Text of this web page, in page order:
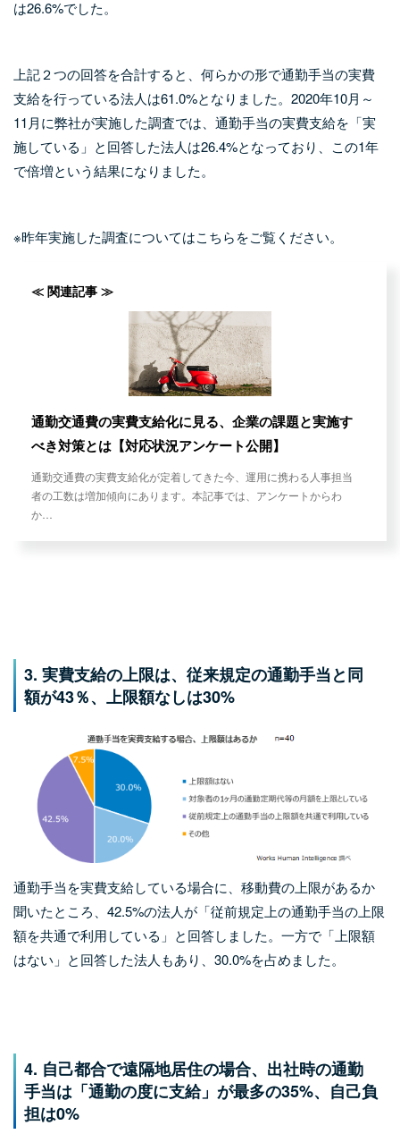
は26.6%でした。
上記２つの回答を合計すると、何らかの形で通勤手当の実費
支給を行っている法人は61.0%となりました。2020年10月～
11月に弊社が実施した調査では、通勤手当の実費支給を「実
施している」と回答した法人は26.4%となっており、この1年
で倍増という結果になりました。
※昨年実施した調査についてはこちらをご覧ください。
≪ 関連記事 ≫
通勤交通費の実費支給化に見る、企業の課題と実施す
べき対策とは【対応状況アンケート公開】
通勤交通費の実費支給化が定着してきた今、運用に携わる人事担当
者の工数は増加傾向にあります。本記事では、アンケートからわ
か…
3. 実費支給の上限は、従来規定の通勤手当と同
額が43％、上限額なしは30%
通勤手当を実費支給している場合に、移動費の上限があるか
聞いたところ、42.5%の法人が「従前規定上の通勤手当の上限
額を共通で利用している」と回答しました。一方で「上限額
はない」と回答した法人もあり、30.0%を占めました。
4. 自己都合で遠隔地居住の場合、出社時の通勤
手当は「通勤の度に支給」が最多の35%、自己負
担は0%